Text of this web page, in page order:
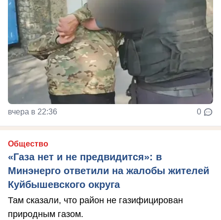
вчера в 22:36 0
Общество
«Газа нет и не предвидится»: в
Минэнерго ответили на жалобы жителей
Куйбышевского округа
Там сказали, что район не газифицирован
природным газом.